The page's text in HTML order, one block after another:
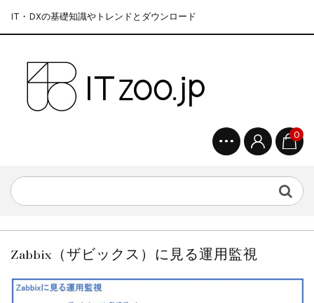
IT・DXの基礎知識やトレンドとダウンロード
0
Zabbix（ザビックス）に見る運用監視